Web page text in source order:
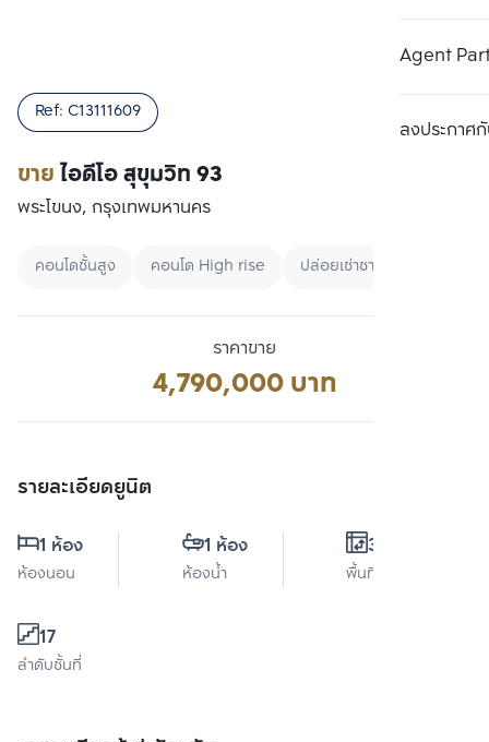
Agent
ลงประกาศกั
ขายไอดีโอ สุขุมวิท 93
Ref: C13111609
พระโขนง, กรุงเทพมหานคร
คอนโดชั้นสูง คอนโด High rise ปล่อยเช่าชาวต่างชาติ
ราคาขาย
4,790,000 บาท
รายละเอียดยูนิต
1 ห้อง
ห้องนอน
1 ห้อง
ห้องน้ำ
34 ตร.ม.
พื้นที่ใช้สอย
17
ลำดับชั้นที่